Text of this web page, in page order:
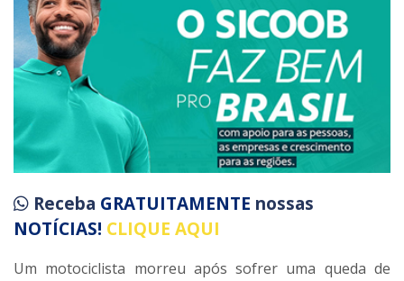
Receba GRATUITAMENTE nossas
NOTÍCIAS! CLIQUE AQUI
Um motociclista morreu após sofrer uma queda de